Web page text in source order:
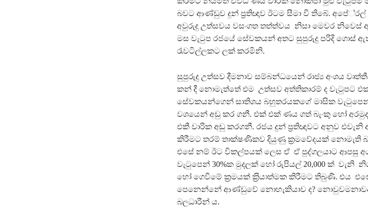
බවට ආණ්ඩුව දුන් ප‍්‍රතිඥාව ඊටම සීමා වී තිබේ.
අවුරුදු උත්සවය වසංගත තත්ත්වය නිසා මෙවර
මස වැටුප රජයේ සේවකයන් අතට සුපුරුදු පරිදි ගොස්
රැවටිල්ලකට ලක් කරමිනි.
සුපුරුදු උත්සව දීමනාව සම්බන්ධයෙන් රාජ්‍ය අංශය
කන් දී නොමැත්තේ එම උත්සව අත්තිකාරම් ද වැටුපට
සේවකයන්ගෙන් සාතිශය බහුතරයකගේ මාසික වැටුපෙන්
වශයෙන් අඩු කර ගනී. එක් එක් ණය ගත් බැංකු හෝ
එකී වාරික අඩු කරගනී. රජය දුන් ප‍්‍රතිඥාවට අනුව
කිරීමට තරම් තාක්ෂණිකව දියුණු ක‍්‍රමවේදයක් නොමැති
එසේ නම් ඊට විකල්පයක් ලෙස ඒ ඒ පුද්ගලයාට ආපසු
වැටුපෙන් 30%ක මුදලක් හෝ රුපියල් 20,000 ක් වැනි
හෝ ගෙවීමේ ක‍්‍රමයක් ක‍්‍රියාත්මක කිරීමට තිබුණි. එය
පෙනෙන්නේ ආණ්ඩුවේ නොහැකියාව ද?
බලධාරීන් ය.